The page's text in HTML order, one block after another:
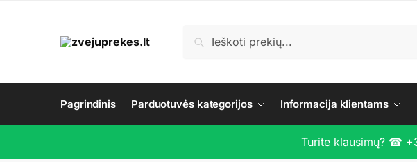
Ieškoti
Pagrindinis Parduotuvės kategorijos Informacija klientams
Turite klausimų? ☎